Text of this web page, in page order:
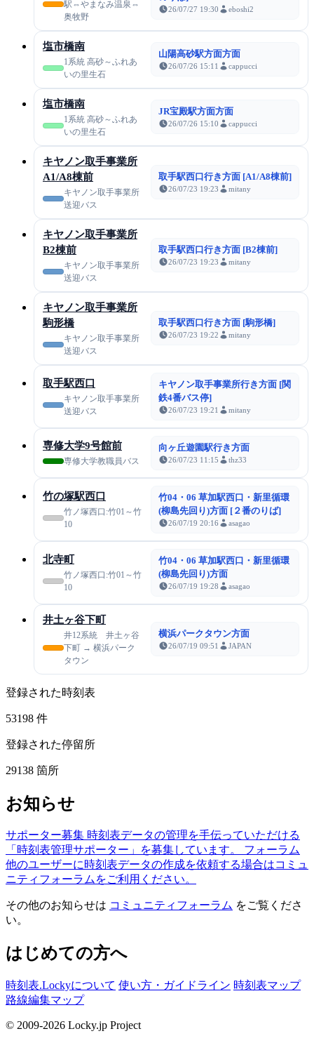
駅⇔やまなみ温泉⇔
奥牧野
26/07/27 19:30 eboshi2
塩市橋南
1系統 高砂～ふれあ
いの里生石
山陽高砂駅方面方面
26/07/26 15:11 cappucci
塩市橋南
1系統 高砂～ふれあ
いの里生石
JR宝殿駅方面方面
26/07/26 15:10 cappucci
キヤノン取手事業所
A1/A8棟前
キヤノン取手事業所
送迎バス
取手駅西口行き方面 [A1/A8棟前]
26/07/23 19:23 mitany
キヤノン取手事業所
B2棟前
キヤノン取手事業所
送迎バス
取手駅西口行き方面 [B2棟前]
26/07/23 19:23 mitany
キヤノン取手事業所
駒形橋
キヤノン取手事業所
送迎バス
取手駅西口行き方面 [駒形橋]
26/07/23 19:22 mitany
取手駅西口
キヤノン取手事業所
送迎バス
キヤノン取手事業所行き方面 [関
鉄4番バス停]
26/07/23 19:21 mitany
専修大学9号館前
専修大学教職員バス
向ヶ丘遊園駅行き方面
26/07/23 11:15 thz33
竹の塚駅西口
竹ノ塚西口:竹01～竹
10
竹04・06 草加駅西口・新里循環
(柳島先回り)方面 [２番のりば]
26/07/19 20:16 asagao
北寺町
竹ノ塚西口:竹01～竹
10
竹04・06 草加駅西口・新里循環
(柳島先回り)方面
26/07/19 19:28 asagao
井土ヶ谷下町
井12系統 井土ヶ谷
下町 → 横浜パーク
タウン
横浜パークタウン方面
26/07/19 09:51 JAPAN
登録された時刻表
53198 件
登録された停留所
29138 箇所
お知らせ
サポーター募集 時刻表データの管理を手伝っていただける
「時刻表管理サポーター」を募集しています。
フォーラム
他のユーザーに時刻表データの作成を依頼する場合はコミュ
ニティフォーラムをご利用ください。
その他のお知らせは コミュニティフォーラム をご覧くださ
い。
はじめての方へ
時刻表.Lockyについて 使い方・ガイドライン 時刻表マップ
路線編集マップ
© 2009-2026 Locky.jp Project